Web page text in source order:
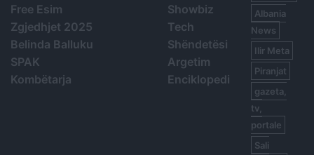
Free Esim
Zgjedhjet 2025
Belinda Balluku
SPAK
Kombëtarja
Showbiz
Tech
Shëndetësi
Argetim
Enciklopedi
Albania
News
Ilir Meta
Piranjat
gazeta,
tv,
portale
Sali